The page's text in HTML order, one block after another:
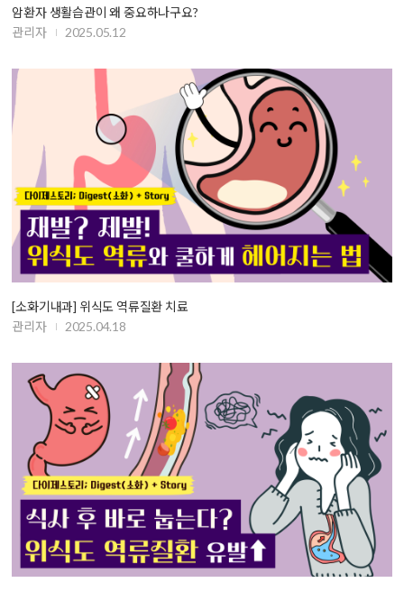
암환자 생활습관이 왜 중요하나구요?
관리자
2025.05.12
[소화기내과] 위식도 역류질환 치료
관리자
2025.04.18